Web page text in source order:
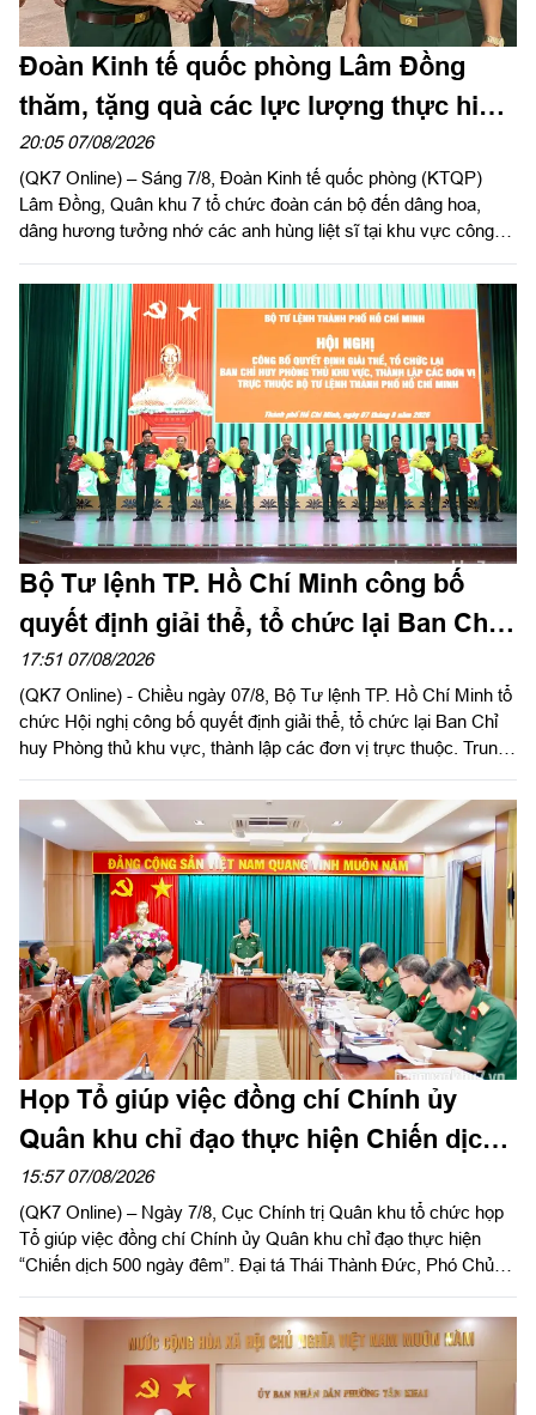
Đoàn Kinh tế quốc phòng Lâm Đồng
thăm, tặng quà các lực lượng thực hiện
nhiệm vụ tìm kiếm, quy tập hài cốt liệt sĩ
20:05 07/08/2026
(QK7 Online) – Sáng 7/8, Đoàn Kinh tế quốc phòng (KTQP)
Lâm Đồng, Quân khu 7 tổ chức đoàn cán bộ đến dâng hoa,
dâng hương tưởng nhớ các anh hùng liệt sĩ tại khu vực công
Đồng Nai do Thượng tá Đinh Nho Hùng, Đoàn trưởng Đoàn
KTQP Lâm Đồng làm trưởng đoàn.
Bộ Tư lệnh TP. Hồ Chí Minh công bố
quyết định giải thể, tổ chức lại Ban Chỉ
huy PTKV, thành lập các đơn vị trực
thuộc
17:51 07/08/2026
(QK7 Online) - Chiều ngày 07/8, Bộ Tư lệnh TP. Hồ Chí Minh tổ
chức Hội nghị công bố quyết định giải thể, tổ chức lại Ban Chỉ
huy Phòng thủ khu vực, thành lập các đơn vị trực thuộc. Trung
Ủy viên Quân ủy Trung ương, Phó Bí thư Đảng ủy, Tư lệnh
Quân khu dự, chỉ đạo hội nghị. Thiếu tướng Vũ Văn Điền, Ủy
viên Ban Thường vụ Thành ủy, Tư lệnh Bộ Tư lệnh TP. Hồ Chí
Minh chủ trì hội nghị.
Họp Tổ giúp việc đồng chí Chính ủy
Quân khu chỉ đạo thực hiện Chiến dịch
500 ngày đêm
15:57 07/08/2026
(QK7 Online) – Ngày 7/8, Cục Chính trị Quân khu tổ chức họp
Tổ giúp việc đồng chí Chính ủy Quân khu chỉ đạo thực hiện
“Chiến dịch 500 ngày đêm”. Đại tá Thái Thành Đức, Phó Chủ